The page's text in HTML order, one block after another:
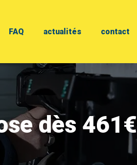
FAQ actualités contact
dès 461€